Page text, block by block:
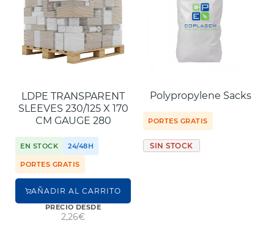
LDPE TRANSPARENT
SLEEVES 230/125 X 170
CM GAUGE 280
EN STOCK 24/48H
PORTES GRATIS
AÑADIR AL CARRITO
PRECIO DESDE
2,26€
Polypropylene Sacks
PORTES GRATIS
SIN STOCK